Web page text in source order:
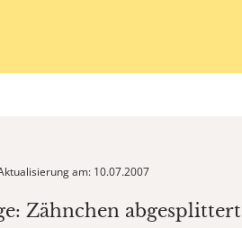
am: 10.07.2007
Zähnchen abgesplittert